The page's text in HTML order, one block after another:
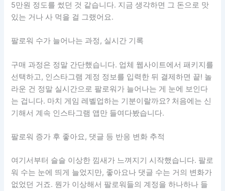
5만원 정도를 썼던 것 같습니다. 지금 생각하면 그 돈으로 맛
있는 거나 사 먹을 걸 그랬어요.
팔로워 수가 늘어나는 과정, 실시간 기록
구매 과정은 정말 간단했습니다. 업체 웹사이트에서 패키지를
선택하고, 인스타그램 계정 정보를 입력한 뒤 결제하면 끝! 놀
라운 건 정말 실시간으로 팔로워가 늘어나는 게 눈에 보인다
는 겁니다. 마치 게임 레벨업하는 기분이랄까요? 처음에는 신
기해서 계속 인스타그램 앱만 들여다봤습니다.
팔로워 증가 후 좋아요, 댓글 등 반응 변화 추적
여기서부터 슬슬 이상한 낌새가 느껴지기 시작했습니다. 팔로
워 수는 눈에 띄게 늘었지만, 좋아요나 댓글 수는 거의 변화가
없었던 거죠. 뭔가 이상해서 팔로워들의 계정을 하나하나 들